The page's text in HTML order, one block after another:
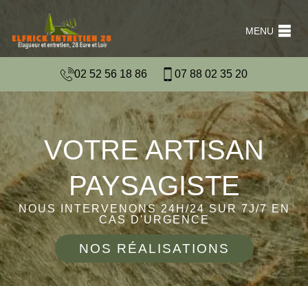
MENU
02 52 56 18 86 07 88 02 35 20
VOTRE ARTISAN
PAYSAGISTE
NOUS INTERVENONS 24H/24 SUR 7J/7 EN
CAS D'URGENCE
NOS RÉALISATIONS